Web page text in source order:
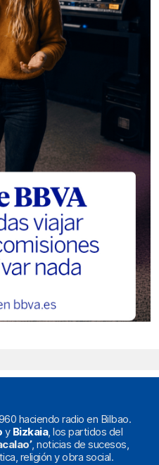
haciendo radio en Bilbao.
y Bizkaia, los partidos del
, noticias de sucesos,
religión y obra social.